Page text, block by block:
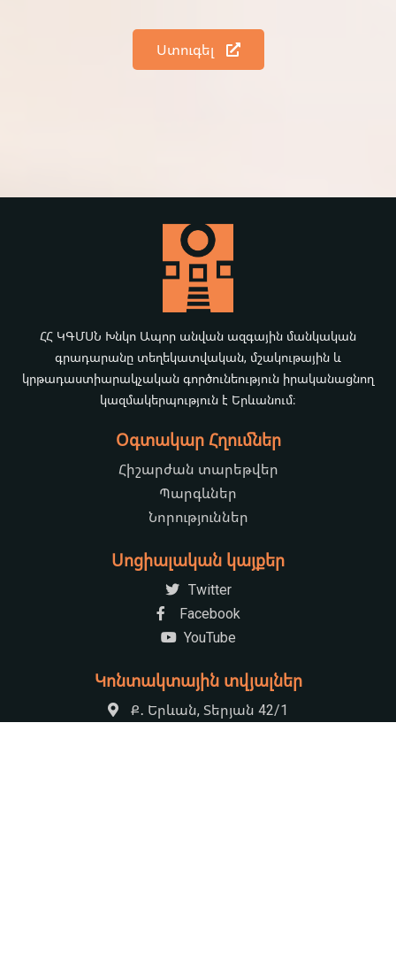
Ստուգել
ՀՀ ԿԳՄՍՆ Խնկո Ապոր անվան ազգային մանկական
գրադարանը տեղեկատվական, մշակութային և
կրթադաստիարակչական գործունեություն իրականացնող
կազմակերպություն է Երևանում։
Օգտակար Հղումներ
Հիշարժան տարեթվեր
Պարգևներ
Նորություններ
Սոցիալական կայքեր
Twitter
Facebook
YouTube
Կոնտակտային տվյալներ
Ք․ Երևան, Տերյան 42/1